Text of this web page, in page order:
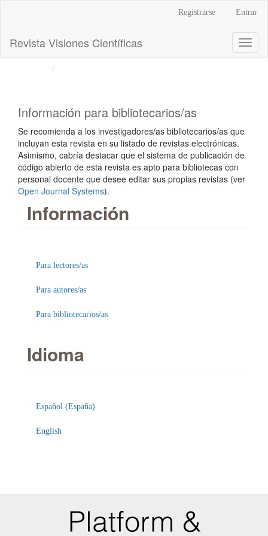
principal
Barra
Registrarse Entrar
Revista Visiones Científicas
Información para bibliotecarios/as
Se recomienda a los investigadores/as bibliotecarios/as que
incluyan esta revista en su listado de revistas electrónicas.
Asimismo, cabría destacar que el sistema de publicación de
código abierto de esta revista es apto para bibliotecas con
personal docente que desee editar sus propias revistas (ver
Open Journal Systems).
Información
Para lectores/as
Para autores/as
Para bibliotecarios/as
Idioma
Español (España)
English